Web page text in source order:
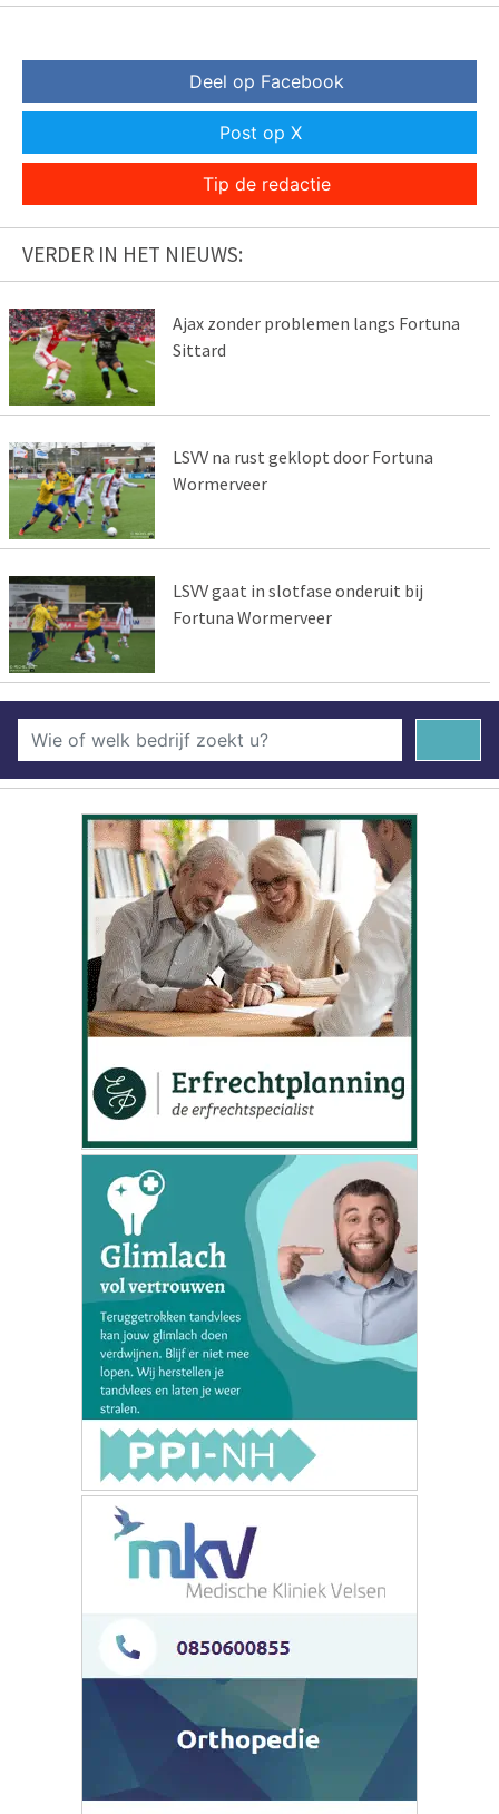
Deel op Facebook
Post op X
Tip de redactie
VERDER IN HET NIEUWS:
Ajax zonder problemen langs Fortuna
Sittard
LSVV na rust geklopt door Fortuna
Wormerveer
LSVV gaat in slotfase onderuit bij
Fortuna Wormerveer